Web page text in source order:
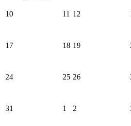
10 11 12
17 18 19
24 25 26
31 1 2